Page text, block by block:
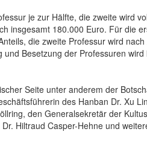
je zur Hälfte, die zweite wird
insgesamt 180.000 Euro. Für die
die zweite Professur wird
Besetzung der Professuren
Seite unter anderem der
des Hanban Dr. Xu
den Generalsekretär der
Hiltraud Casper-Hehne und